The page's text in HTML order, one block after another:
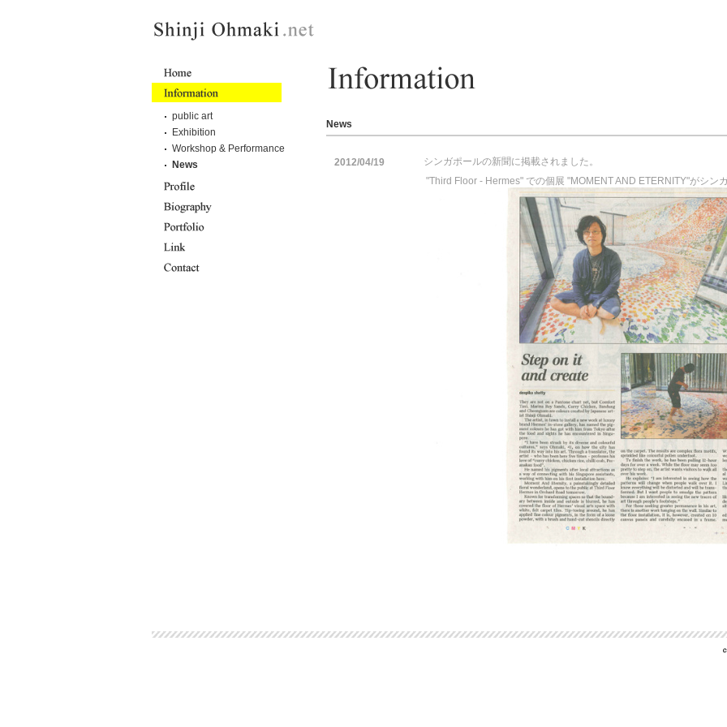
News
2012/04/19
シンガポールの新聞に掲載されました。
"Third Floor - Hermes" での個展 "MOMENT AND ETERNITY"がシン
public art
Exhibition
Workshop & Performance
News